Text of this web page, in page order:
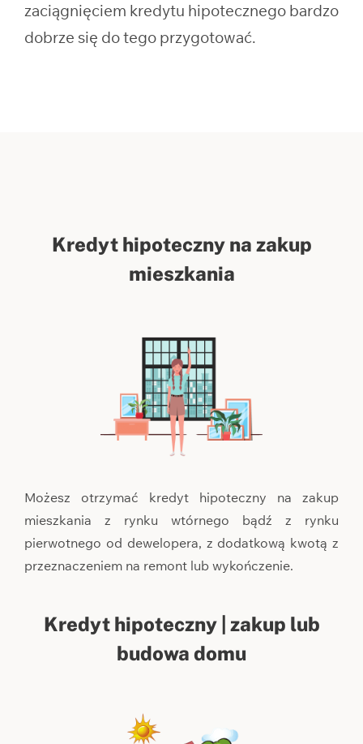
zaciągnięciem kredytu hipotecznego bardzo
dobrze się do tego przygotować.
Kredyt hipoteczny na zakup
mieszkania
Możesz otrzymać kredyt hipoteczny na zakup
mieszkania z rynku wtórnego bądź z rynku
pierwotnego od dewelopera, z dodatkową kwotą z
przeznaczeniem na remont lub wykończenie.
Kredyt hipoteczny | zakup lub
budowa domu